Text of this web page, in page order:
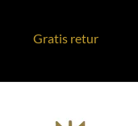
Gratis retur